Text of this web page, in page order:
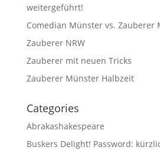
weitergeführt!
Comedian Münster vs. Zauberer
Zauberer NRW
Zauberer mit neuen Tricks
Zauberer Münster Halbzeit
Categories
Abrakashakespeare
Buskers Delight! Password: